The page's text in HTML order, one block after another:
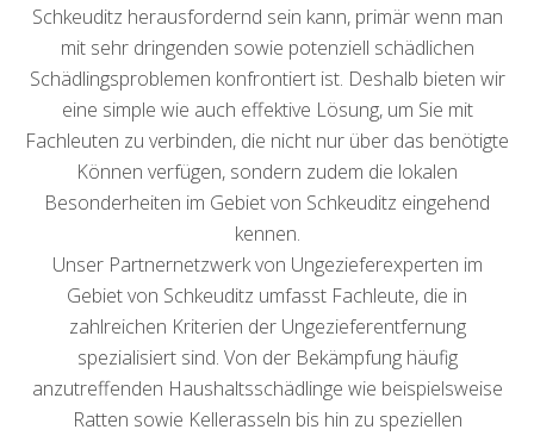
Schkeuditz herausfordernd sein kann, primär wenn man
mit sehr dringenden sowie potenziell schädlichen
Schädlingsproblemen konfrontiert ist. Deshalb bieten wir
eine simple wie auch effektive Lösung, um Sie mit
Fachleuten zu verbinden, die nicht nur über das benötigte
Können verfügen, sondern zudem die lokalen
Besonderheiten im Gebiet von Schkeuditz eingehend
kennen.
Unser Partnernetzwerk von Ungezieferexperten im
Gebiet von Schkeuditz umfasst Fachleute, die in
zahlreichen Kriterien der Ungezieferentfernung
spezialisiert sind. Von der Bekämpfung häufig
anzutreffenden Haushaltsschädlinge wie beispielsweise
Ratten sowie Kellerasseln bis hin zu speziellen